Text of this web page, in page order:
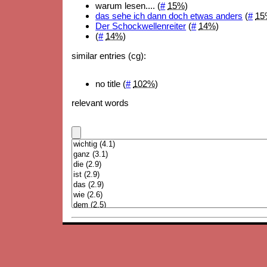
warum lesen.... (# 15%)
das sehe ich dann doch etwas anders (#
Der Schockwellenreiter (# 14%)
(# 14%)
similar entries (cg):
no title (# 102%)
relevant words